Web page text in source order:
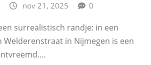
nov 21, 2025 0
surrealistisch randje: in een
Welderenstraat in Nijmegen is een